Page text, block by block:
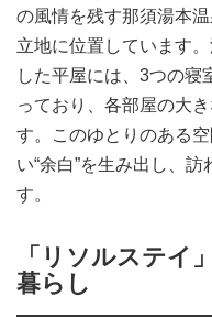
の風情を残す那須湯本
立地に位置しています
した平屋には、3つの寝
っており、各部屋の大
す。このゆとりのある
い“余白”を生み出し、
す。
「リソルステイ
暮らし